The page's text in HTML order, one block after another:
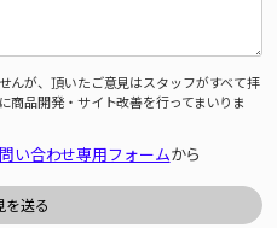
んが、頂いたご意見はスタッフがすべて拝
商品開発・サイト改善を行ってまいりま
い合わせ専用フォームから